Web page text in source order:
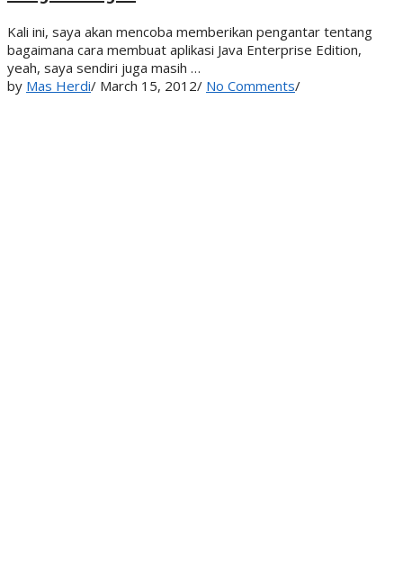
Kali ini, saya akan mencoba memberikan pengantar tentang
bagaimana cara membuat aplikasi Java Enterprise Edition,
yeah, saya sendiri juga masih …
by Mas Herdi/ March 15, 2012/ No Comments/